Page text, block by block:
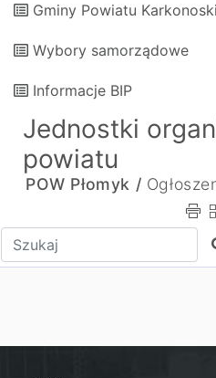
Gminy Powiatu
Wybory samorządowe
Informacje BIP
Jednostki
powiatu
POW Płomyk /
Wpisz tekst do wyszukania